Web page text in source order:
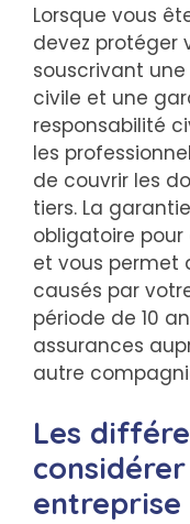
Lorsque vous
devez protéger
souscrivant
civile et une
responsabilité
les
de couvrir les
tiers. La
obligatoire pour
et vous permet
causés par
période de 10
assurances
autre
Les
entreprise